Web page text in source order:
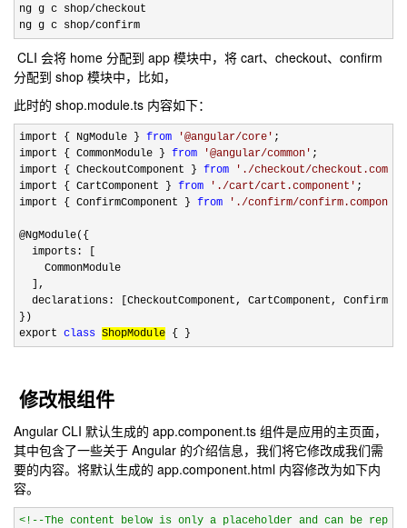
ng g c shop/checkout
ng g c shop/confirm
CLI 会将 home 分配到 app 模块中，将 cart、checkout、confirm
分配到 shop 模块中，比如，
此时的 shop.module.ts 内容如下：
import { NgModule } from '@angular/core ' ;
import { CommonModule } from '@angular/common ' ;
import { CheckoutComponent } from ' ./checkout/
import { CartComponent } from ' ./cart/cart.component ' ;
import { ConfirmComponent } from ' ./confirm/confirm.component
@NgModule({
  imports: [
    CommonModule
  ],
declarations: [CheckoutComponent, CartComponent,
})
export class ShopModule { }
修改根组件
Angular CLI 默认生成的 app.component.ts 组件是应用的主页面，
其中包含了一些关于 Angular 的介绍信息，我们将它修改成我们需
要的内容。将默认生成的 app.component.html 内容修改为如下内
容。
<!--The content below is only a placeholder and can be